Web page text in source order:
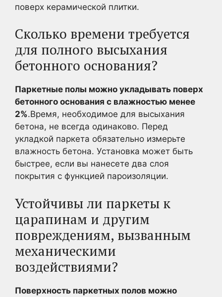
поверх керамической плитки.
Сколько времени требуется
для полного высыхания
бетонного основания?
Паркетные полы можно укладывать поверх
бетонного основания с влажностью менее
2%.Время, необходимое для высыхания
бетона, не всегда одинаково. Перед
укладкой паркета обязательно измерьте
влажность бетона. Установка может быть
быстрее, если вы нанесете два слоя
покрытия с функцией пароизоляции.
Устойчивы ли паркеты к
царапинам и другим
повреждениям, вызванным
механическими
воздействиями?
Поверхность паркетных полов можно